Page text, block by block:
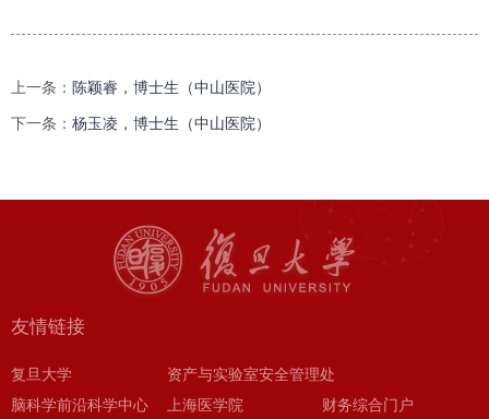
上一条： 陈颖睿，博士生（中山医院）
下一条： 杨玉凌，博士生（中山医院）
友情链接
复旦大学
资产与实验室安全管理处
脑科学前沿科学中心
上海医学院 财务综合门户